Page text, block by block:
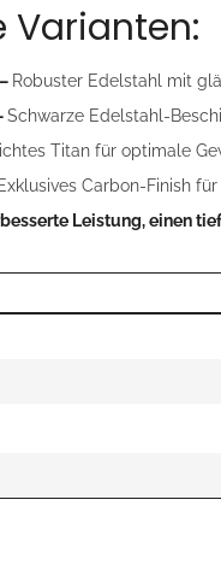
Varianten:
Robuster Edelstahl mit
Schwarze Edelstahl-
Titan für optimale
Carbon-Finish
Leistung, einen